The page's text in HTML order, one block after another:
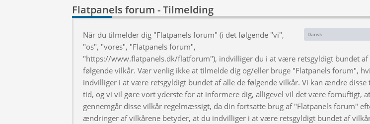
Flatpanels forum - Tilmelding
Sprog:
Dansk
Når du tilmelder dig "Flatpanels forum" (i det følgende "vi",
"os", "vores", "Flatpanels forum",
"https://www.flatpanels.dk/flatforum"), indvilliger du i at være retsgyldigt bundet af
følgende vilkår. Vær venlig ikke at tilmelde dig og/eller bruge "Flatpanels forum",
indvilliger i at være retsgyldigt bundet af alle de følgende vilkår. Vi kan ændre disse
tid, og vi vil gøre vort yderste for at informere dig, alligevel vil det være fornuftigt,
gennemgår disse vilkår regelmæssigt, da din fortsatte brug af "Flatpanels forum"
ændringer af vilkårene betyder, at du indvilliger i at være retsgyldigt bundet af